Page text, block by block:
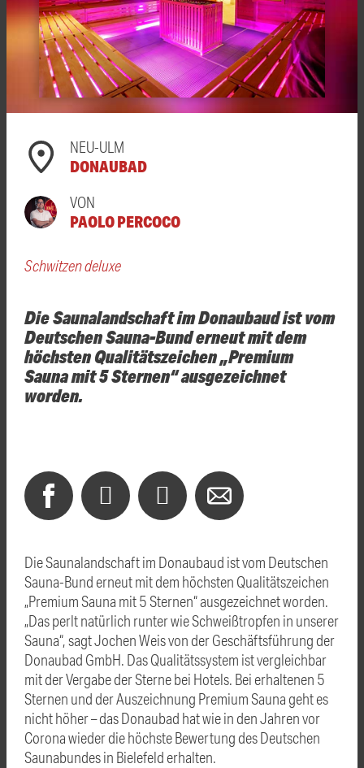
NEU-ULM
DONAUBAD
VON
PAOLO PERCOCO
Schwitzen deluxe
Die Saunalandschaft im Donaubaud ist vom
Deutschen Sauna-Bund erneut mit dem
höchsten Qualitätszeichen „Premium
Sauna mit 5 Sternen“ ausgezeichnet
worden.
Die Saunalandschaft im Donaubaud ist vom Deutschen
Sauna-Bund erneut mit dem höchsten Qualitätszeichen
„Premium Sauna mit 5 Sternen“ ausgezeichnet worden.
„Das perlt natürlich runter wie Schweißtropfen in unserer
Sauna“, sagt Jochen Weis von der Geschäftsführung der
Donaubad GmbH. Das Qualitätssystem ist vergleichbar
mit der Vergabe der Sterne bei Hotels. Bei erhaltenen 5
Sternen und der Auszeichnung Premium Sauna geht es
nicht höher – das Donaubad hat wie in den Jahren vor
Corona wieder die höchste Bewertung des Deutschen
Saunabundes in Bielefeld erhalten.